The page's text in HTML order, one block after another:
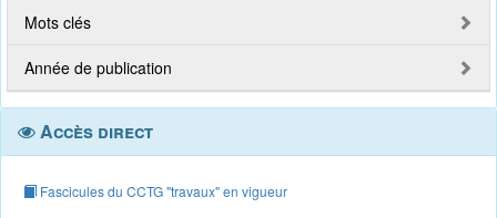
Mots clés
Année de publication
Accès direct
Fascicules du CCTG "travaux" en vigueur